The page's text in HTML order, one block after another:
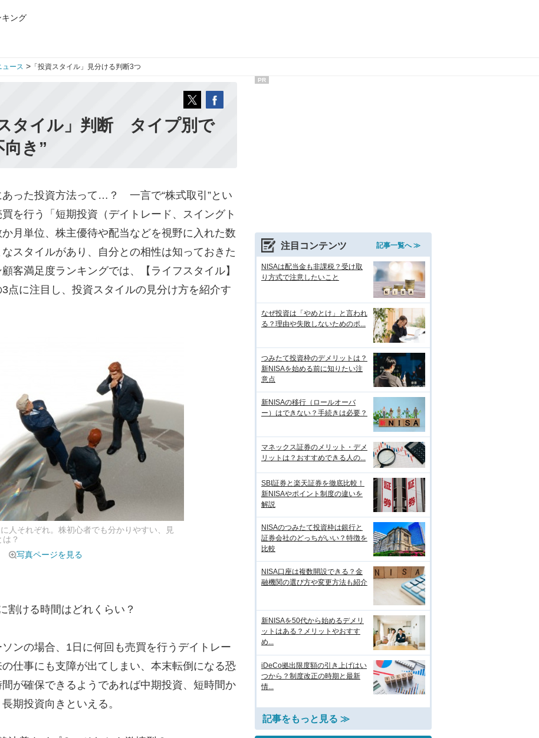
ング
ュース > 「投資スタイル」見分ける判断3つ
タイル」判断 タイプ別で
き”
った投資方法って…？ 一言で“株式取引”とい
を行う「短期投資（デイトレード、スイングト
月単位、株主優待や配当などを視野に入れた数
スタイルがあり、自分との相性は知っておきた
客満足度ランキングでは、【ライフスタイル】
3点に注目し、投資スタイルの見分け方を紹介す
人それぞれ。株初心者でも分かりやすい、見
？
写真ページを見る
割ける時間はどれくらい？
ンの場合、1日に何回も売買を行うデイトレー
仕事にも支障が出てしまい、本末転倒になる恐
が確保できるようであれば中期投資、短時間か
期投資向きといえる。
PR
注目コンテンツ 記事一覧へ ≫
NISAは配当金も非課税？受け取
り方式で注意したいこと
なぜ投資は「やめとけ」と言われ
る？理由や失敗しないためのポ...
つみたて投資枠のデメリットは？
新NISAを始める前に知りたい注
意点
新NISAの移行（ロールオーバ
ー）はできない？手続きは必要？
マネックス証券のメリット・デメ
リットは？おすすめできる人の...
SBI証券と楽天証券を徹底比較！
新NISAやポイント制度の違いを
解説
NISAのつみたて投資枠は銀行と
証券会社のどっちがいい？特徴を
比較
NISA口座は複数開設できる？金
融機関の選び方や変更方法も紹介
新NISAを50代から始めるデメリ
ットはある？メリットやおすす
め...
iDeCo拠出限度額の引き上げはい
つから？制度改正の時期と最新
情...
記事をもっと見る ≫